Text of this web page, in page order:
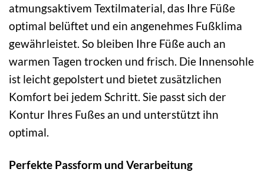
atmungsaktivem Textilmaterial, das Ihre Füße
optimal belüftet und ein angenehmes Fußklima
gewährleistet. So bleiben Ihre Füße auch an
warmen Tagen trocken und frisch. Die Innensohle
ist leicht gepolstert und bietet zusätzlichen
Komfort bei jedem Schritt. Sie passt sich der
Kontur Ihres Fußes an und unterstützt ihn
optimal.
Perfekte Passform und Verarbeitung